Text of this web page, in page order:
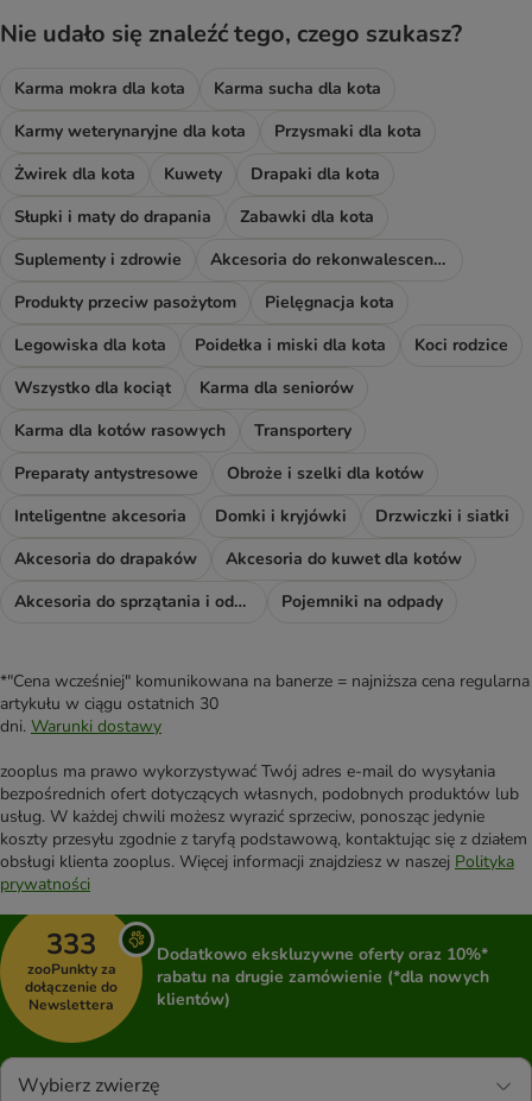
Nie udało się znaleźć tego, czego szukasz?
Karma mokra dla kota
Karma sucha dla kota
Karmy weterynaryjne dla kota
Przysmaki dla kota
Żwirek dla kota
Kuwety
Drapaki dla kota
Słupki i maty do drapania
Zabawki dla kota
Suplementy i zdrowie
Akcesoria do rekonwalescencji
Produkty przeciw pasożytom
Pielęgnacja kota
Legowiska dla kota
Poidełka i miski dla kota
Koci rodzice
Wszystko dla kociąt
Karma dla seniorów
Karma dla kotów rasowych
Transportery
Preparaty antystresowe
Obroże i szelki dla kotów
Inteligentne akcesoria
Domki i kryjówki
Drzwiczki i siatki
Akcesoria do drapaków
Akcesoria do kuwet dla kotów
Akcesoria do sprzątania i odświeżacze
Pojemniki na odpady
*"Cena wcześniej" komunikowana na banerze = najniższa cena regularna
artykułu w ciągu ostatnich 30
dni. Warunki dostawy
zooplus ma prawo wykorzystywać Twój adres e-mail do wysyłania
bezpośrednich ofert dotyczących własnych, podobnych produktów lub
usług. W każdej chwili możesz wyrazić sprzeciw, ponosząc jedynie
koszty przesyłu zgodnie z taryfą podstawową, kontaktując się z działem
obsługi klienta zooplus. Więcej informacji znajdziesz w naszej Polityka
prywatności
333
zooPunkty za
dołączenie do
Newslettera
Dodatkowo ekskluzywne oferty oraz 10%*
rabatu na drugie zamówienie (*dla nowych
klientów)
Wybierz zwierzę